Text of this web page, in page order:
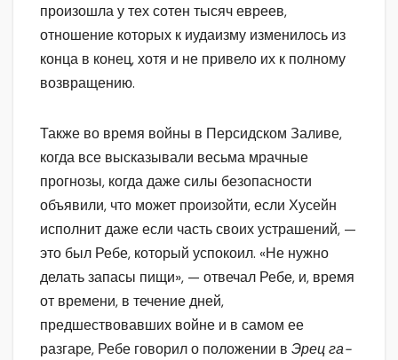
произошла у тех сотен тысяч евреев,
отношение которых к иудаизму изменилось из
конца в конец, хотя и не привело их к полному
возвращению.
Также во время войны в Персидском Заливе,
когда все высказывали весьма мрачные
прогнозы, когда даже силы безопасности
объявили, что может произойти, если Хусейн
исполнит даже если часть своих устрашений, —
это был Ребе, который успокоил. «Не нужно
делать запасы пищи», — отвечал Ребе, и, время
от времени, в течение дней,
предшествовавших войне и в самом ее
разгаре, Ребе говорил о положении в Эрец га-